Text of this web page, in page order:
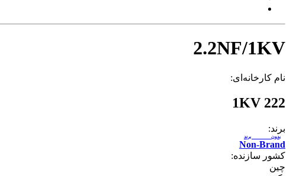
2.2NF/1KV
نام کارخانه‌ای:
222 1KV
برند:
Non-Brand
بدون برند
کشور سازنده:
چین